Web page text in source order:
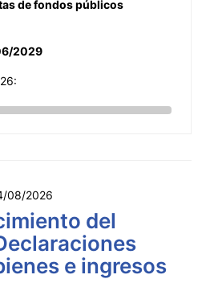
de fondos públicos
2029
08/2026
del
e ingresos